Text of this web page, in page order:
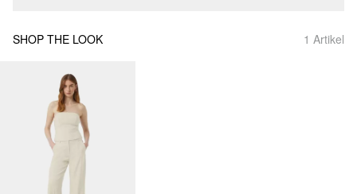
SHOP THE LOOK 1 Artikel